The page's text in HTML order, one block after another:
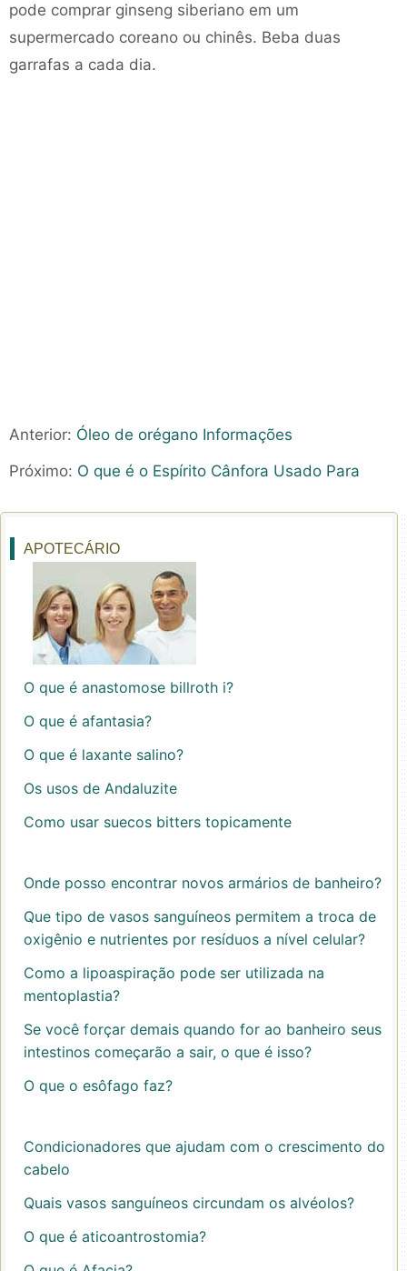
pode comprar ginseng siberiano em um
supermercado coreano ou chinês. Beba duas
garrafas a cada dia.
Anterior: Óleo de orégano Informações
Próximo: O que é o Espírito Cânfora Usado Para
APOTECÁRIO
O que é anastomose billroth i?
O que é afantasia?
O que é laxante salino?
Os usos de Andaluzite
Como usar suecos bitters topicamente
Onde posso encontrar novos armários de banheiro?
Que tipo de vasos sanguíneos permitem a troca de
oxigênio e nutrientes por resíduos a nível celular?
Como a lipoaspiração pode ser utilizada na
mentoplastia?
Se você forçar demais quando for ao banheiro seus
intestinos começarão a sair, o que é isso?
O que o esôfago faz?
Condicionadores que ajudam com o crescimento do
cabelo
Quais vasos sanguíneos circundam os alvéolos?
O que é aticoantrostomia?